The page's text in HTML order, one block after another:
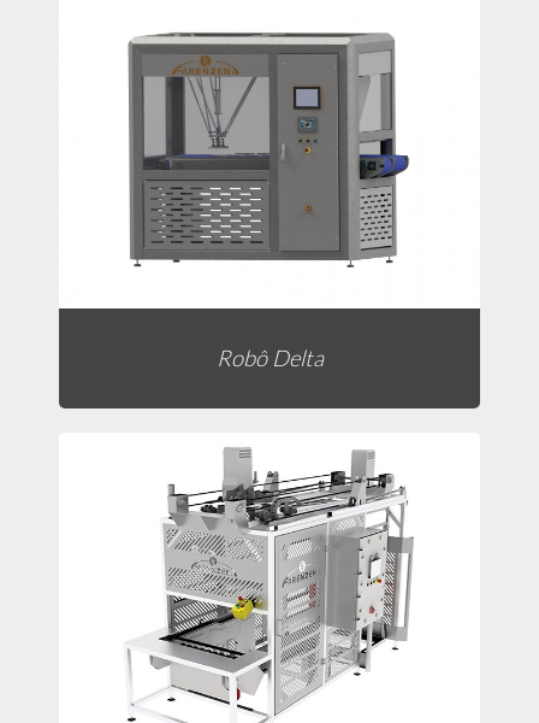
Robô Delta